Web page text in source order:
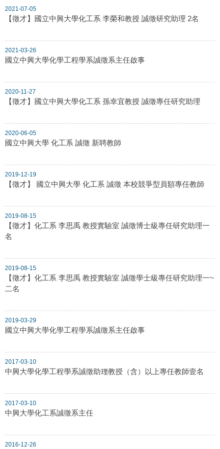
2021-07-05
【徵才】國立中興大學化工系 李榮和教授 誠徵研究助理 2名
2021-03-26
國立中興大學化學工程學系誠徵系主任啟事
2020-11-27
【徵才】國立中興大學化工系 孫幸宜教授 誠徵專任研究助理
2020-06-05
國立中興大學 化工系 誠徵 新聘教師
2019-12-19
【徵才】 國立中興大學 化工系 誠徵 本校競爭型員額專任教師
2019-08-15
【徵才】化工系 李思禹 教授實驗室 誠徵博士級專任研究助理一
名
2019-08-15
【徵才】化工系 李思禹 教授實驗室 誠徵學士級專任研究助理一~
二名
2019-03-29
國立中興大學化學工程學系誠徵系主任啟事
2017-03-10
中興大學化學工程學系誠徵助理教授（含）以上專任教師壹名
2017-03-10
中興大學化工系誠徵系主任
2016-12-26